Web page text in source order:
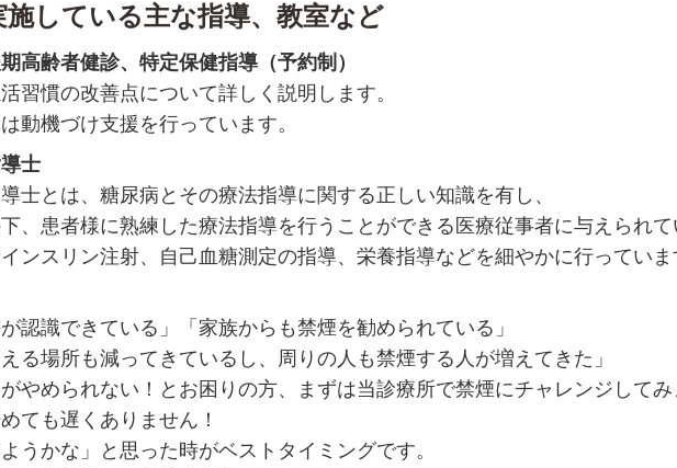
施している主な指導、教室など
高齢者健診、特定保健指導（予約制）
習慣の改善点について詳しく説明します。
動機づけ支援を行っています。
士
士とは、糖尿病とその療法指導に関する正しい知識を有し、
、患者様に熟練した療法指導を行うことができる医療従事者に与えられ
ンスリン注射、自己血糖測定の指導、栄養指導などを細やかに行っていま
が認識できている」「家族からも禁煙を勧められている」
える場所も減ってきているし、周りの人も禁煙する人が増えてきた」
やめられない！とお困りの方、まずは当診療所で禁煙にチャレンジして
ても遅くありません！
ようかな」と思った時がベストタイミングです。